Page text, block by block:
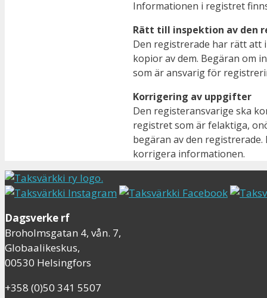
Informationen i registret
Rätt till inspektion av den
Den registrerade har rätt att
kopior av dem. Begäran om
som är ansvarig för
Korrigering av uppgifter
Den registeransvarige ska
registret som är felaktiga,
begäran av den
korrigera informationen.
Dagsverke rf
Broholmsgatan 4, vån. 7,
Globaalikeskus,
00530 Helsingfors
+358 (0)50 341 5507